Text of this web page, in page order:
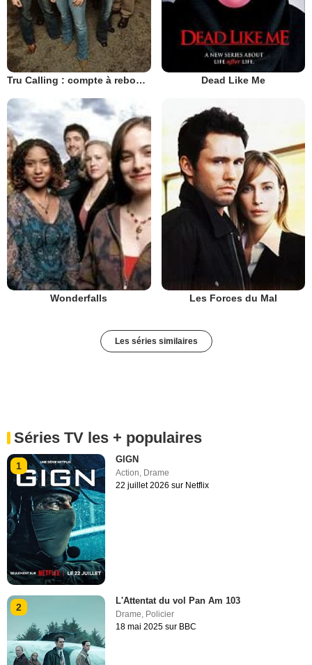
Tru Calling : compte à rebours Dead Like Me
Wonderfalls Les Forces du Mal
Les séries similaires
Séries TV les + populaires
1
GIGN
Action, Drame
22 juillet 2026 sur Netflix
2
L'Attentat du vol Pan Am 103
Drame, Policier
18 mai 2025 sur BBC